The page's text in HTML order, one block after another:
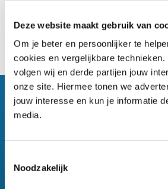
Deze website maakt gebruik van
Om je beter en persoonlijker te
cookies en vergelijkbare technieken.
volgen wij en derde partijen jouw
onze site. Hiermee tonen we
jouw interesse en kun je informatie
media.
Noodzakelijk
Terug naar blogarchief
Gerelateerd nieuws